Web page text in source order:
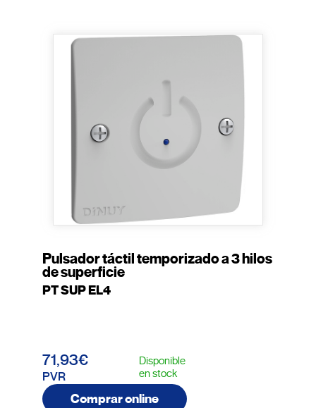
Pulsador táctil temporizado a 3 hilos
de superficie
PT SUP EL4
71,93€
PVR
Disponible
en stock
Comprar online